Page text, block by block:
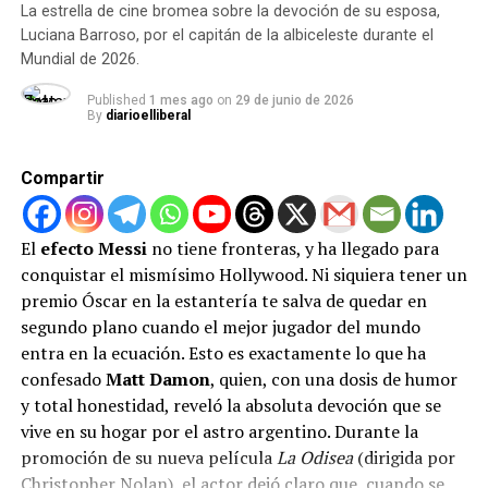
del poder político.
La FIFA justificó la polémica medida amparándose en el
artículo 27 del Código Disciplinario, dejando la sanción
«en suspenso» bajo un período de prueba de un año. Sin
desigualdad competitiva en el torneo deportivo más
importante del planeta.
Furia en Europa y un peligroso
precedente
La indignación en el viejo continente no se ha hecho
esperar. La Real Federación Belga de Fútbol emitió un
comunicado oficial expresando su absoluto «asombro» y
denunciando que la FIFA actuó en abierta contradicción
con sus propios estatutos y las directrices entregadas a
las selecciones. Los asesores legales de Bélgica ya se
La estrella de cine bromea sobre la devoción de su esposa,
Luciana Barroso, por el capitán de la albiceleste durante el
Mundial de 2026.
Published 1 mes ago on 29 de junio de 2026
By diarioelliberal
Compartir
El efecto Messino tiene fronteras, y ha llegado para
conquistar el mismísimo Hollywood. Ni siquiera tener un
premio Óscar en la estantería te salva de quedar en
segundo plano cuando el mejor jugador del mundo
entra en la ecuación. Esto es exactamente lo que ha
confesadoMatt Damon, quien, con una dosis de humor
y total honestidad, reveló la absoluta devoción que se
vive en su hogar por el astro argentino. Durante la
promoción de su nueva películaLa Odisea(dirigida por